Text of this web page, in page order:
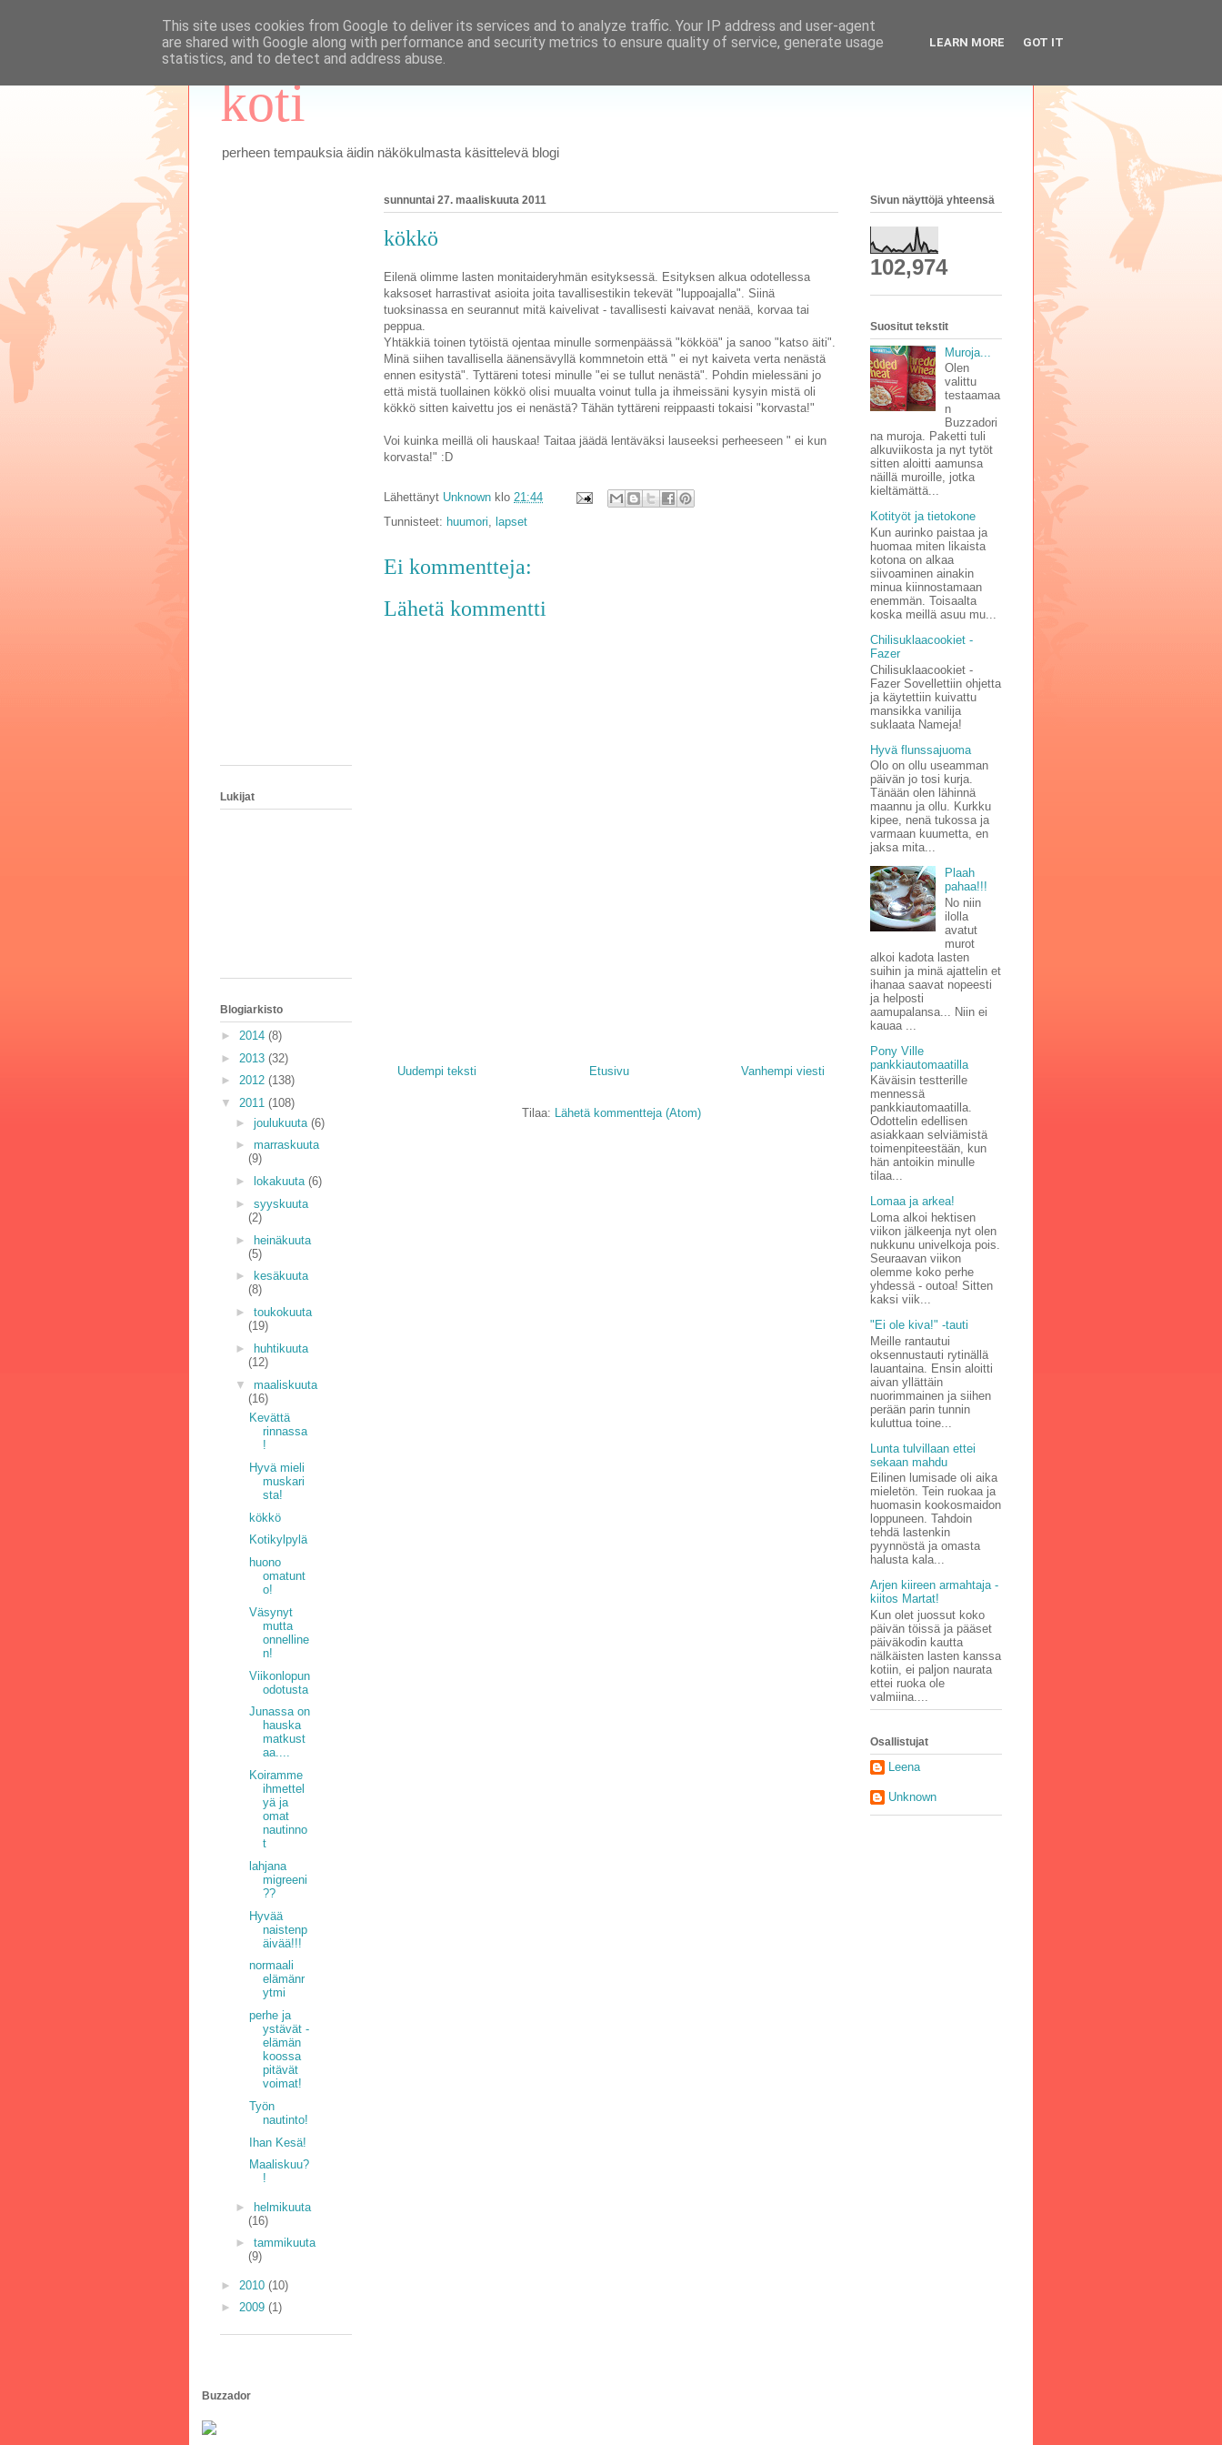
koti
perheen tempauksia äidin näkökulmasta käsittelevä blogi
sunnuntai 27. maaliskuuta 2011
kökkö
Eilenä olimme lasten monitaideryhmän esityksessä. Esityksen alkua odotellessa
kaksoset harrastivat asioita joita tavallisestikin tekevät "luppoajalla". Siinä
tuoksinassa en seurannut mitä kaivelivat - tavallisesti kaivavat nenää, korvaa tai
peppua.
Yhtäkkiä toinen tytöistä ojentaa minulle sormenpäässä "kökköä" ja sanoo "katso äiti".
Minä siihen tavallisella äänensävyllä kommnetoin että " ei nyt kaiveta verta nenästä
ennen esitystä". Tyttäreni totesi minulle "ei se tullut nenästä". Pohdin mielessäni jo
että mistä tuollainen kökkö olisi muualta voinut tulla ja ihmeissäni kysyin mistä oli
kökkö sitten kaivettu jos ei nenästä? Tähän tyttäreni reippaasti tokaisi "korvasta!"
Voi kuinka meillä oli hauskaa! Taitaa jäädä lentäväksi lauseeksi perheeseen " ei kun
korvasta!" :D
Lähettänyt Unknown klo 21:44
Tunnisteet: huumori lapset
Ei kommentteja:
Lähetä kommentti
Uudempi teksti Vanhempi viesti
Etusivu
Tilaa: Lähetä kommentteja (Atom)
Lukijat
Blogiarkisto
► 2014 (8)
► 2013 (32)
► 2012 (138)
▼ 2011 (108)
► joulukuuta (6)
► marraskuuta
(9)
►
lokakuuta (6)
► syyskuuta
(2)
► heinäkuuta
(5)
►
kesäkuuta
(8)
► toukokuuta
(19)
►
huhtikuuta
(12)
▼ maaliskuuta
(16)
Kevättä
rinnassa
!
Hyvä mieli
muskari
sta!
kökkö
Kotikylpylä
huono
omatunt
o!
Väsynyt
mutta
onnelline
n!
Viikonlopun
odotusta
Junassa on
hauska
matkust
aa....
Koiramme
ihmettel
yä ja
omat
nautinno
t
lahjana
migreeni
??
Hyvää
naistenp
äivää!!!
normaali
elämänr
ytmi
perhe ja
ystävät -
elämän
koossa
pitävät
voimat!
Työn
nautinto!
Ihan Kesä!
Maaliskuu?
!
► helmikuuta
(16)
► tammikuuta
(9)
► 2010 (10)
► 2009 (1)
Sivun näyttöjä yhteensä
102,974
Suositut tekstit
Muroja...
Olen
valittu
testaamaa
n
Buzzadori
na muroja. Paketti tuli
alkuviikosta ja nyt tytöt
sitten aloitti aamunsa
näillä muroille, jotka
kieltämättä...
Kotityöt ja tietokone
Kun aurinko paistaa ja
huomaa miten likaista
kotona on alkaa
siivoaminen ainakin
minua kiinnostamaan
enemmän. Toisaalta
koska meillä asuu mu...
Chilisuklaacookiet -
Fazer
Chilisuklaacookiet -
Fazer Sovellettiin ohjetta
ja käytettiin kuivattu
mansikka vanilija
suklaata Nameja!
Hyvä flunssajuoma
Olo on ollu useamman
päivän jo tosi kurja.
Tänään olen lähinnä
maannu ja ollu. Kurkku
kipee, nenä tukossa ja
varmaan kuumetta, en
jaksa mita...
Plaah
pahaa!!!
No niin
ilolla
avatut
murot
alkoi kadota lasten
suihin ja minä ajattelin et
ihanaa saavat nopeesti
ja helposti
aamupalansa... Niin ei
kauaa ...
Pony Ville
pankkiautomaatilla
Käväisin testterille
mennessä
pankkiautomaatilla.
Odottelin edellisen
asiakkaan selviämistä
toimenpiteestään, kun
hän antoikin minulle
tilaa...
Lomaa ja arkea!
Loma alkoi hektisen
viikon jälkeenja nyt olen
nukkunu univelkoja pois.
Seuraavan viikon
olemme koko perhe
yhdessä - outoa! Sitten
kaksi viik...
"Ei ole kiva!" -tauti
Meille rantautui
oksennustauti rytinällä
lauantaina. Ensin aloitti
aivan yllättäin
nuorimmainen ja siihen
perään parin tunnin
kuluttua toine...
Lunta tulvillaan ettei
sekaan mahdu
Eilinen lumisade oli aika
mieletön. Tein ruokaa ja
huomasin kookosmaidon
loppuneen. Tahdoin
tehdä lastenkin
pyynnöstä ja omasta
halusta kala...
Arjen kiireen armahtaja -
kiitos Martat!
Kun olet juossut koko
päivän töissä ja pääset
päiväkodin kautta
nälkäisten lasten kanssa
kotiin, ei paljon naurata
ettei ruoka ole
valmiina....
Osallistujat
Leena
Unknown
Buzzador
This site uses cookies from Google to deliver its services and to analyze traffic. Your IP address and user-agent
are shared with Google along with performance and security metrics to ensure quality of service, generate usage
statistics, and to detect and address abuse.
LEARN MORE GOT IT